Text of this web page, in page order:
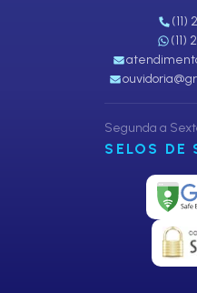
(11)
(11)
Segunda a
SELOS DE